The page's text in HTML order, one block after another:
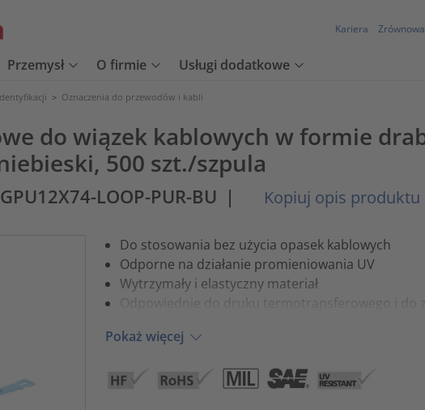
Kariera
Przemysł O firmie Usługi dodatkowe
> Oznaczenia do przewodów i kabli
do wiązek kablowych w formie
500 szt./szpula
LOOP-PUR-BU | Kopiuj opis produktu
Do stosowania bez użycia opasek kablowych
Odporne na działanie promieniowania UV
Wytrzymały i elastyczny materiał
Odpowiednie do druku termotransferowego i do
Pokaż więcej